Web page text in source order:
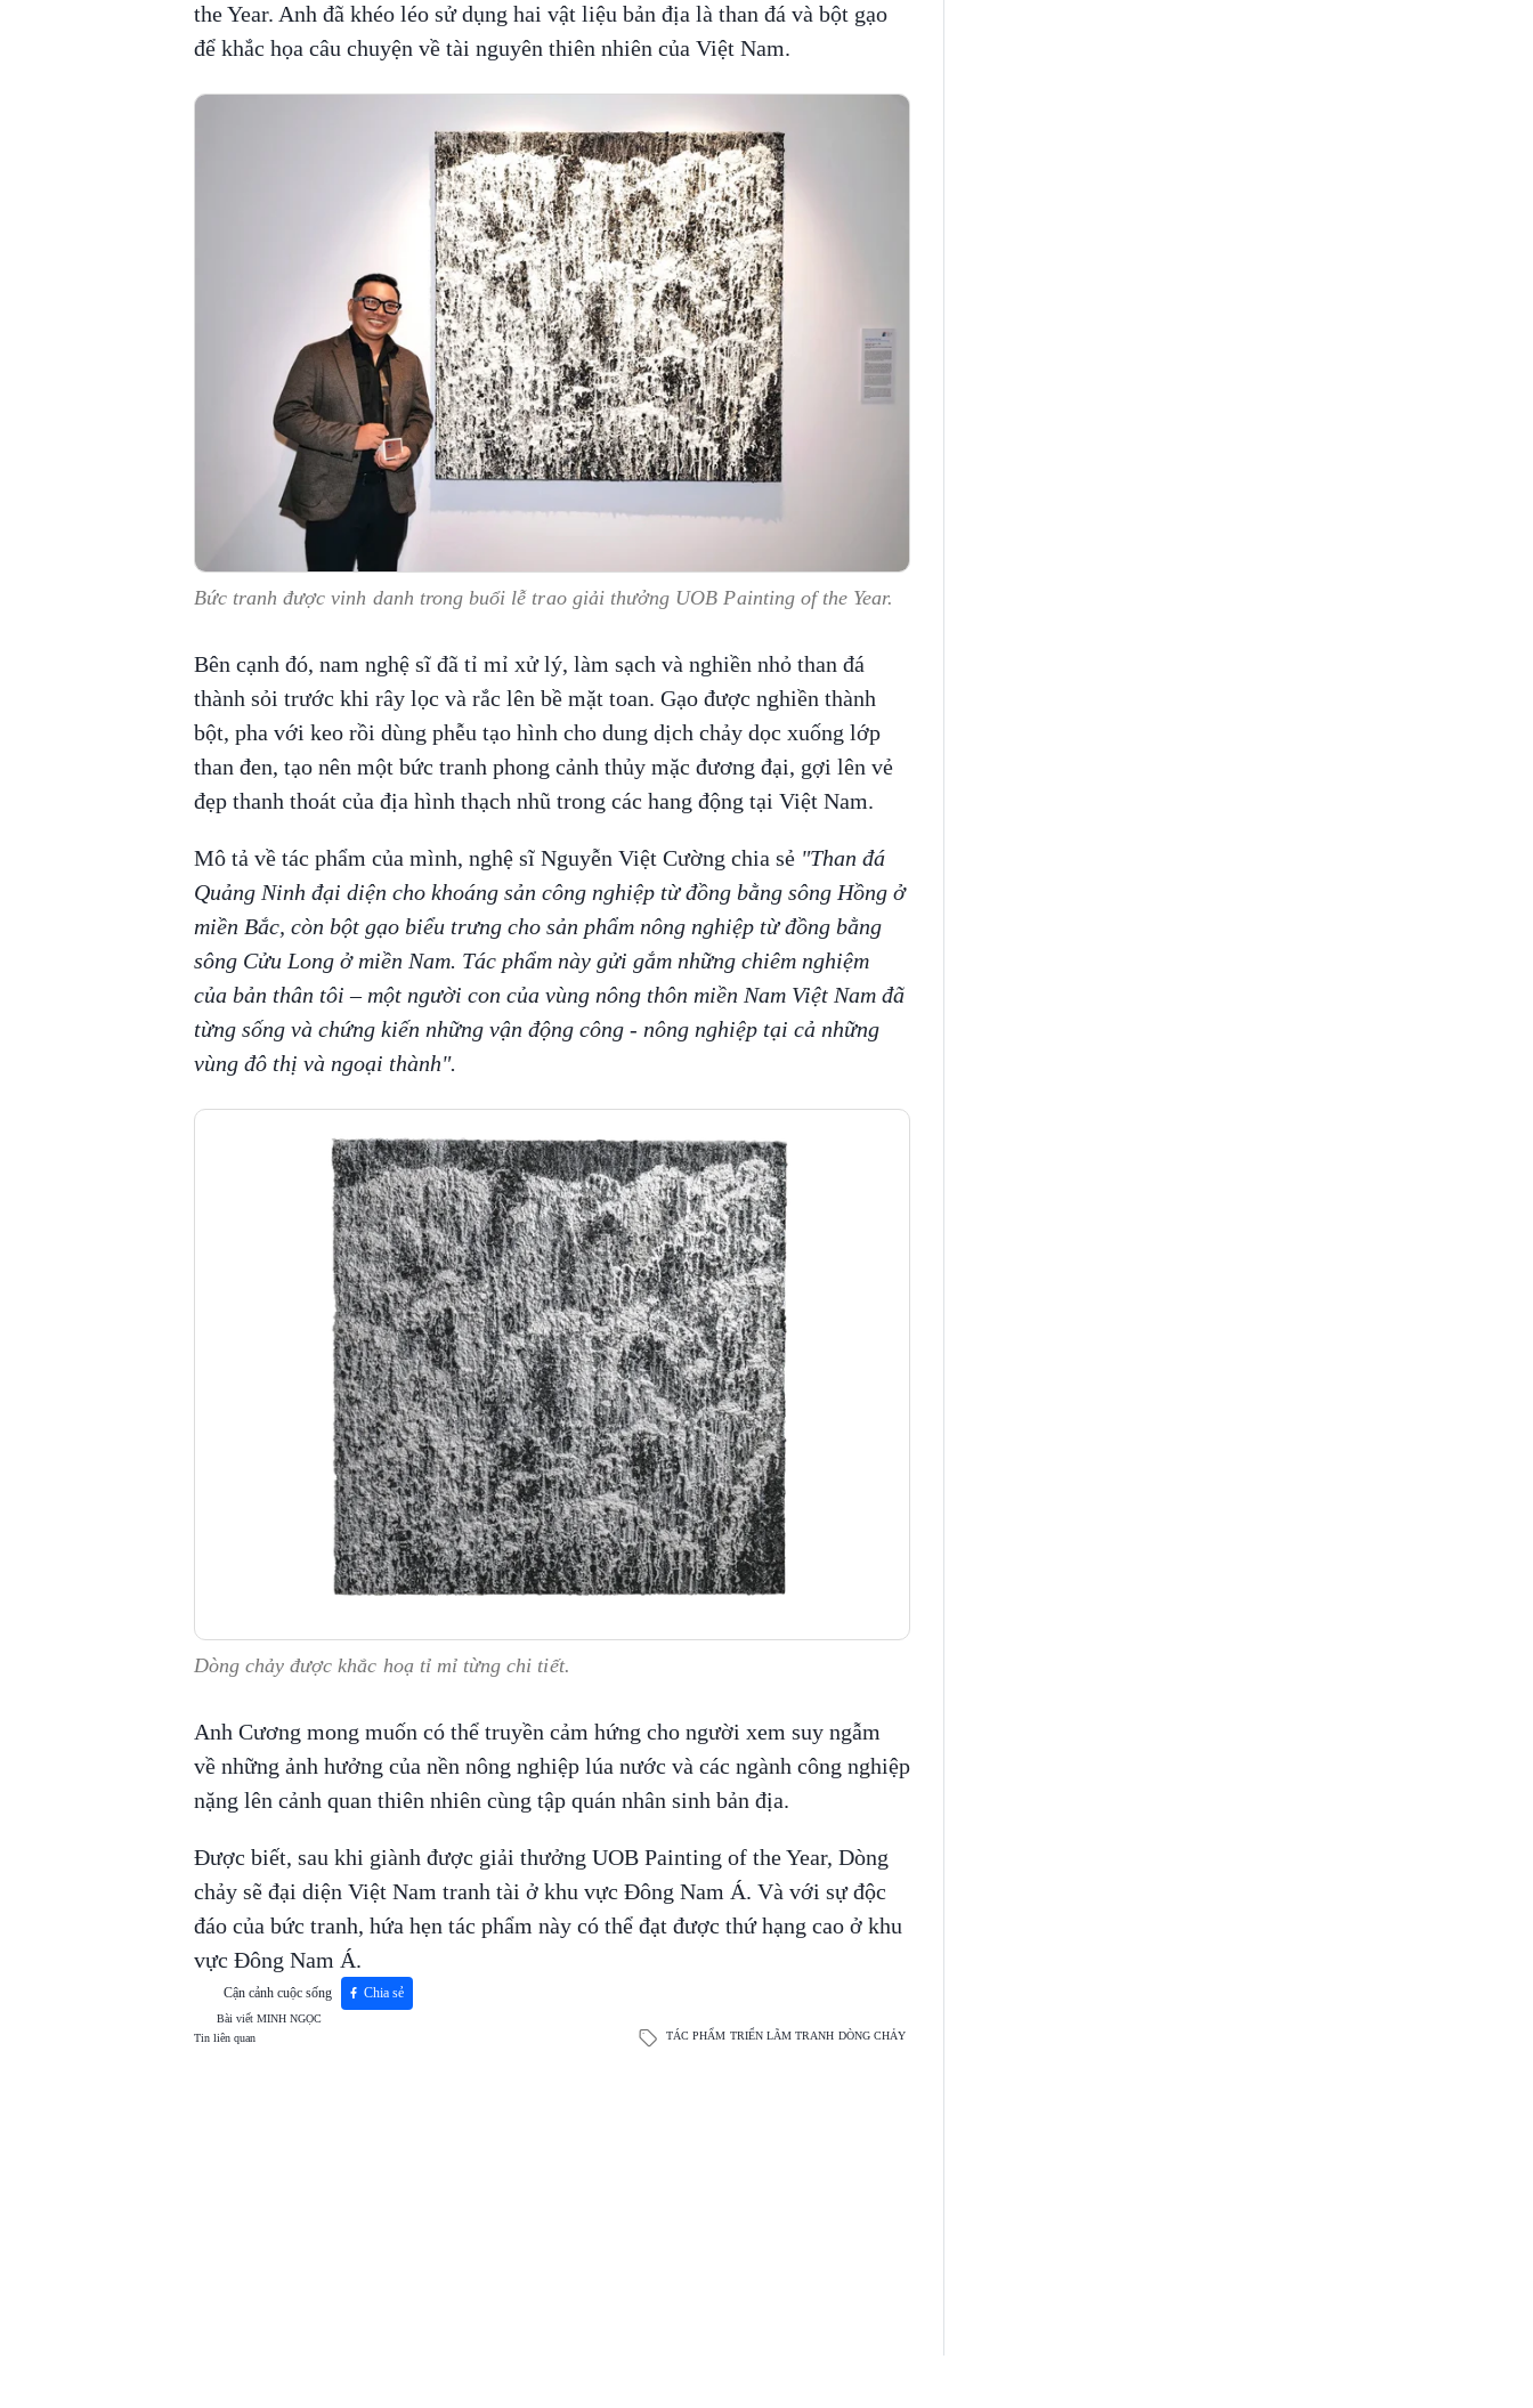
the Year. Anh đã khéo léo sử dụng hai vật liệu bản địa là than đá và bột gạo
để khắc họa câu chuyện về tài nguyên thiên nhiên của Việt Nam.
Bức tranh được vinh danh trong buổi lễ trao giải thưởng UOB Painting of the Year.
Bên cạnh đó, nam nghệ sĩ đã tỉ mỉ xử lý, làm sạch và nghiền nhỏ than đá
thành sỏi trước khi rây lọc và rắc lên bề mặt toan. Gạo được nghiền thành
bột, pha với keo rồi dùng phễu tạo hình cho dung dịch chảy dọc xuống lớp
than đen, tạo nên một bức tranh phong cảnh thủy mặc đương đại, gợi lên vẻ
đẹp thanh thoát của địa hình thạch nhũ trong các hang động tại Việt Nam.
Mô tả về tác phẩm của mình, nghệ sĩ Nguyễn Việt Cường chia sẻ "Than đá
Quảng Ninh đại diện cho khoáng sản công nghiệp từ đồng bằng sông Hồng ở
miền Bắc, còn bột gạo biểu trưng cho sản phẩm nông nghiệp từ đồng bằng
sông Cửu Long ở miền Nam. Tác phẩm này gửi gắm những chiêm nghiệm
của bản thân tôi – một người con của vùng nông thôn miền Nam Việt Nam đã
từng sống và chứng kiến những vận động công - nông nghiệp tại cả những
vùng đô thị và ngoại thành".
Dòng chảy được khắc hoạ tỉ mỉ từng chi tiết.
Anh Cương mong muốn có thể truyền cảm hứng cho người xem suy ngẫm
về những ảnh hưởng của nền nông nghiệp lúa nước và các ngành công nghiệp
nặng lên cảnh quan thiên nhiên cùng tập quán nhân sinh bản địa.
Được biết, sau khi giành được giải thưởng UOB Painting of the Year, Dòng
chảy sẽ đại diện Việt Nam tranh tài ở khu vực Đông Nam Á. Và với sự độc
đáo của bức tranh, hứa hẹn tác phẩm này có thể đạt được thứ hạng cao ở khu
vực Đông Nam Á.
Cận cảnh cuộc sống Chia sẻ
Bài viết MINH NGỌC
Tin liên quan
TÁC PHẨM TRIỂN LÃM TRANH DÒNG CHẢY